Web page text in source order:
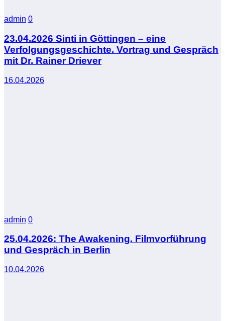
admin 0
23.04.2026 Sinti in Göttingen – eine
Verfolgungsgeschichte. Vortrag und Gespräch
mit Dr. Rainer Driever
16.04.2026
admin 0
25.04.2026: The Awakening. Filmvorführung
und Gespräch in Berlin
10.04.2026